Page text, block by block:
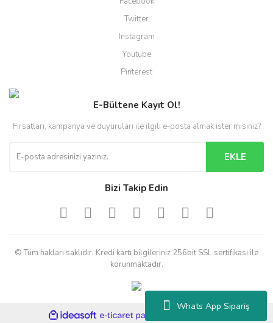
Whats App Sipariş
Twitter
Instagram
Youtube
Pinterest
E-Bültene Kayıt Ol!
Fırsatları, kampanya ve duyuruları ile ilgili e-posta almak ister misiniz?
EKLE
Bizi Takip Edin
© Tüm hakları saklıdır. Kredi kartı bilgileriniz 256bit SSL sertifikası ile
korunmaktadır.
ideasoft